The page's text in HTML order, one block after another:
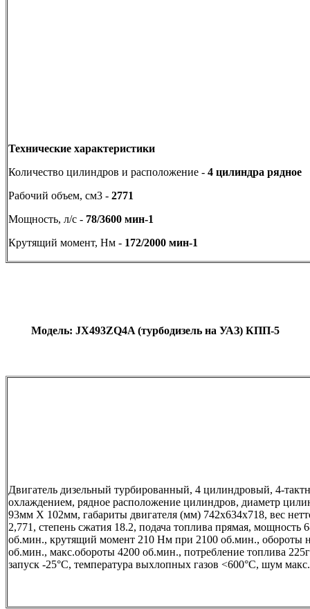
Технические характеристики
Количество цилиндров и расположение - 4 цилиндра рядное
Рабочий объем, см3 - 2771
Мощность, л/с - 78/3600 мин-1
Крутящий момент, Нм - 172/2000 мин-1
Модель: JX493ZQ4A(турбодизель на УАЗ) КПП-5
Двигатель дизельный турбированный, 4 цилиндровый, 4-
охлаждением, рядное расположение цилиндров, диаметр
93мм Х 102мм, габариты двигателя (мм) 742х634х718, вес
2,771, степень сжатия 18.2, подача топлива прямая, мощность
об.мин., крутящий момент 210 Нм при 2100 об.мин., обороты
об.мин., макс.обороты 4200 об.мин., потребление топлива
запуск -25°С, температура выхлопных газов <600°С, шум